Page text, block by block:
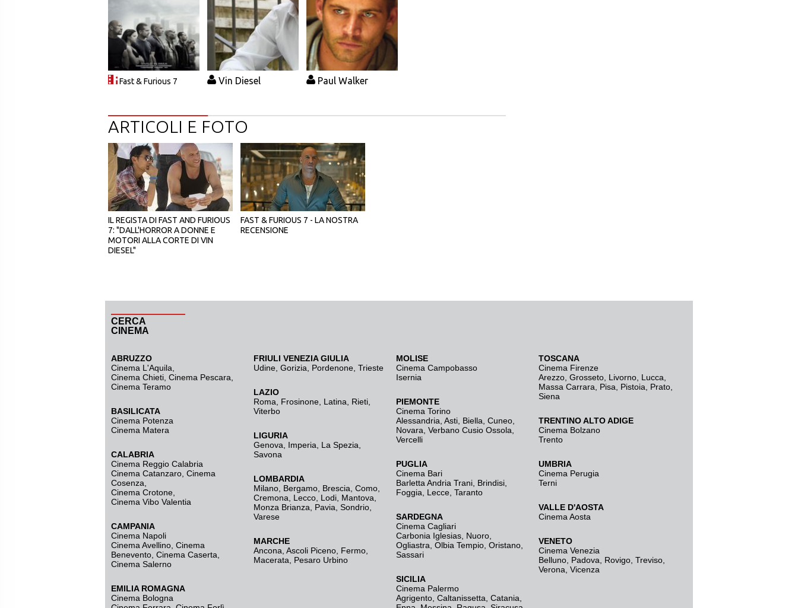
Fast & Furious 7 Vin Diesel Paul Walker
ARTICOLI E FOTO
IL REGISTA DI FAST AND FURIOUS
7: "DALL'HORROR A DONNE E
MOTORI ALLA CORTE DI VIN
DIESEL"
FAST & FURIOUS 7 - LA NOSTRA
RECENSIONE
CERCA
CINEMA
ABRUZZO
Cinema L'Aquila
Cinema Chieti, Cinema Pescara,
Cinema Teramo
BASILICATA
Cinema Potenza
Cinema Matera
CALABRIA
Cinema Reggio Calabria
Cinema Catanzaro Cinema
Cosenza
Cinema Crotone
Cinema Vibo Valentia
CAMPANIA
Cinema Napoli
Cinema Avellino Cinema
Benevento Cinema Caserta
Cinema Salerno
EMILIA ROMAGNA
Cinema Bologna
FRIULI VENEZIA GIULIA
Udine Gorizia Pordenone Trieste
LAZIO
Roma
Frosinone Latina Rieti
Viterbo
LIGURIA
Genova
Imperia La Spezia
Savona
LOMBARDIA
Milano Bergamo Brescia, Como
Cremona
Lecco Lodi Mantova
Monza Brianza
Pavia Sondrio
Varese
MARCHE
Ancona Ascoli Piceno Fermo
Macerata
Pesaro Urbino
MOLISE
Cinema Campobasso
Isernia
PIEMONTE
Cinema Torino
Alessandria Asti Biella Cuneo
Novara Verbano Cusio Ossola
Vercelli
PUGLIA
Cinema Bari
Barletta Andria Trani Brindisi
Foggia
Lecce Taranto
SARDEGNA
Cinema Cagliari
Carbonia Iglesias Nuoro
Ogliastra Olbia Tempio Oristano
Sassari
SICILIA
Cinema Palermo
Agrigento Caltanissetta Catania
TOSCANA
Cinema Firenze
Arezzo Grosseto Livorno Lucca
Massa Carrara
Pisa Pistoia Prato
Siena
TRENTINO ALTO ADIGE
Cinema Bolzano
Trento
UMBRIA
Cinema Perugia
Terni
VALLE D'AOSTA
Cinema Aosta
VENETO
Cinema Venezia
Belluno Padova Rovigo Treviso
Verona Vicenza